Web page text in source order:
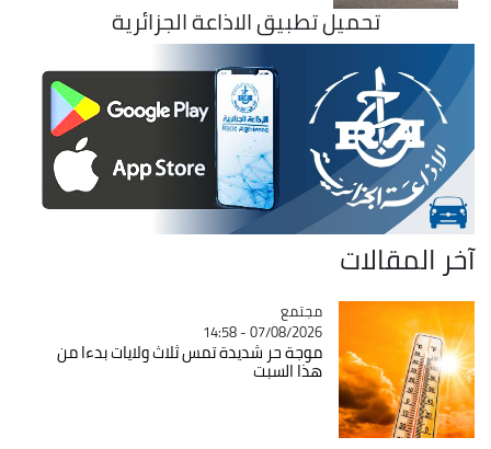
تحميل تطبيق الاذاعة الجزائرية
آخر المقالات
Catégorie
مجتمع
07/08/2026 - 14:58
موجة حر شديدة تمس ثلاث ولايات بدءا من
هذا السبت